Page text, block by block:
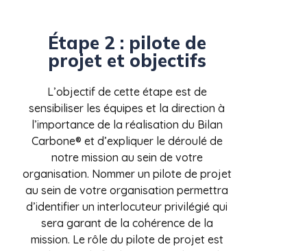
Étape 2 : pilote de
projet et objectifs
L’objectif de cette étape est de
sensibiliser les équipes et la direction à
l’importance de la réalisation du Bilan
Carbone® et d’expliquer le déroulé de
notre mission au sein de votre
organisation. Nommer un pilote de projet
au sein de votre organisation permettra
d’identifier un interlocuteur privilégié qui
sera garant de la cohérence de la
mission. Le rôle du pilote de projet est